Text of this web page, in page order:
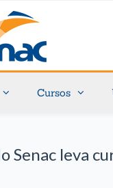
Cursos
Senac leva